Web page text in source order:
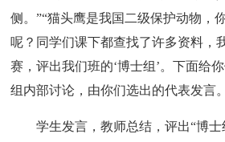
侧。”“猫头鹰是我国二级保护动物，
呢？同学们课下都查找了许多资料，
赛，评出我们班的‘博士组’。下面给
组内部讨论，由你们选出的代表发言
学生发言，教师总结，评出“博